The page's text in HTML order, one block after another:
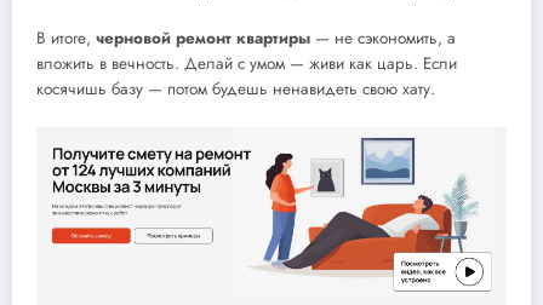
В итоге, черновой ремонт квартиры — не сэкономить, а
вложить в вечность. Делай с умом — живи как царь. Если
косячишь базу — потом будешь ненавидеть свою хату.